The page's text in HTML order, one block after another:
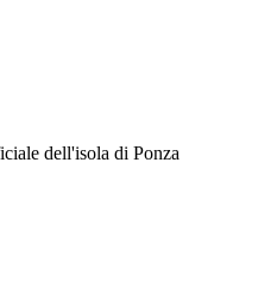
dell'isola di Ponza